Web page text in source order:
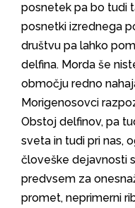
posnetek pa bo tudi
posnetki izrednega
društvu pa lahko
delfina. Morda še
območju redno
Morigenosovci
Obstoj delfinov, pa
sveta in tudi pri nas,
človeške dejavnosti
predvsem za
promet, neprimerni